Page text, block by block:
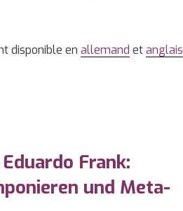
disponible en allemand etanglais
Frank:
und Meta-